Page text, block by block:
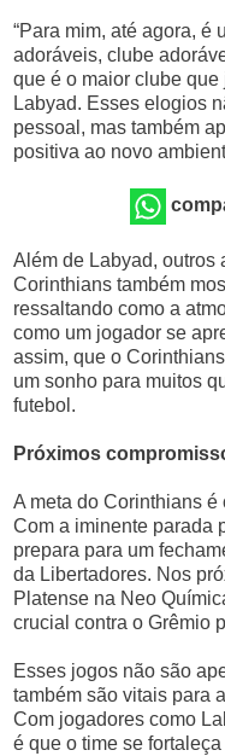
“Para mim, até agora, é
adoráveis, clube
que é o maior clube que
Labyad. Esses elogios
pessoal, mas também
positiva ao novo
Além de Labyad, outros
Corinthians também
ressaltando como a
como um jogador se
assim, que o
um sonho para muitos
futebol.
Próximos
A meta do Corinthians
Com a iminente parada
prepara para um
da Libertadores. Nos
Platense na Neo
crucial contra o Grêmio
Esses jogos não são
também são vitais para
Com jogadores como
é que o time se